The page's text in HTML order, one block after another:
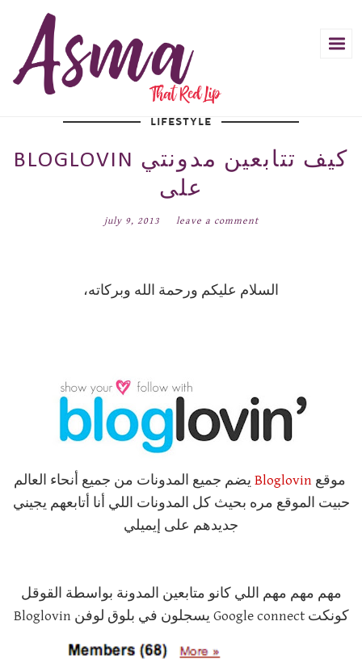
LIFESTYLE
BLOGLOVIN كيف تتابعين مدونتي
على
july 9, 2013 leave a comment
السلام عليكم ورحمة الله وبركاته،
موقعBloglovin يضم جميع المدونات من جميع أنحاء العالم
حبيت الموقع مره بحيث كل المدونات اللي أنا أتابعهم يجيني
جديدهم على إيميلي
مهم مهم مهم اللي كانو متابعين المدونة بواسطة القوقل
كونكت Google connect يسجلون في بلوق لوفن Bloglovin